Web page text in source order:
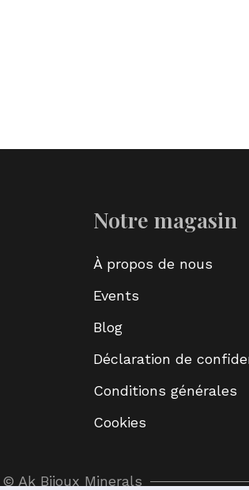
Notre magasin
À propos de nous
Events
Blog
Déclaration de
Conditions générales
Cookies
© Ak Bijoux Minerals